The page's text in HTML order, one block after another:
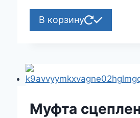
В корзину
Муфта